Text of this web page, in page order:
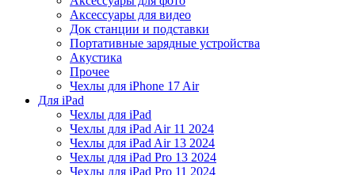
Аксессуары для видео
Док станции и подставки
Портативные зарядные устройства
Акустика
Прочее
Чехлы для iPhone 17 Air
Для iPad
Чехлы для iPad
Чехлы для iPad Air 11 2024
Чехлы для iPad Air 13 2024
Чехлы для iPad Pro 13 2024
Чехлы для iPad Pro 11 2024